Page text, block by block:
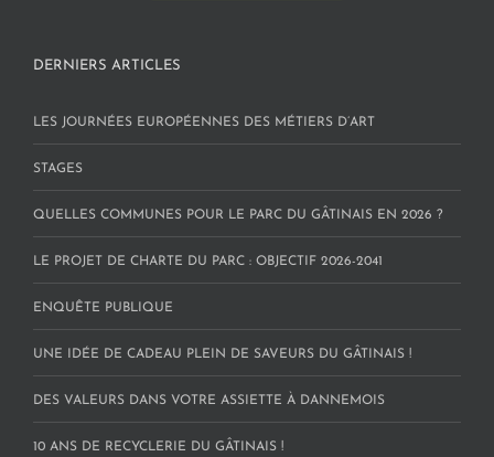
DERNIERS ARTICLES
LES JOURNÉES EUROPÉENNES DES MÉTIERS D’ART
STAGES
QUELLES COMMUNES POUR LE PARC DU GÂTINAIS EN 2026 ?
LE PROJET DE CHARTE DU PARC : OBJECTIF 2026-2041
ENQUÊTE PUBLIQUE
UNE IDÉE DE CADEAU PLEIN DE SAVEURS DU GÂTINAIS !
DES VALEURS DANS VOTRE ASSIETTE À DANNEMOIS
10 ANS DE RECYCLERIE DU GÂTINAIS !